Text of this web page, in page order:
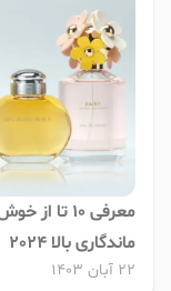
معرفی 10 تا
ماندگاری بالا 2024
22 آبان 1403